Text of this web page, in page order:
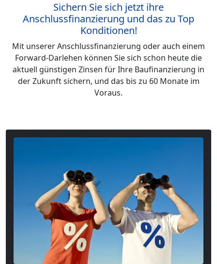
Sichern Sie sich jetzt ihre
Anschlussfinanzierung und das zu Top
Konditionen!
Mit unserer Anschlussfinanzierung oder auch einem
Forward-Darlehen können Sie sich schon heute die
aktuell günstigen Zinsen für Ihre Baufinanzierung in
der Zukunft sichern, und das bis zu 60 Monate im
Voraus.